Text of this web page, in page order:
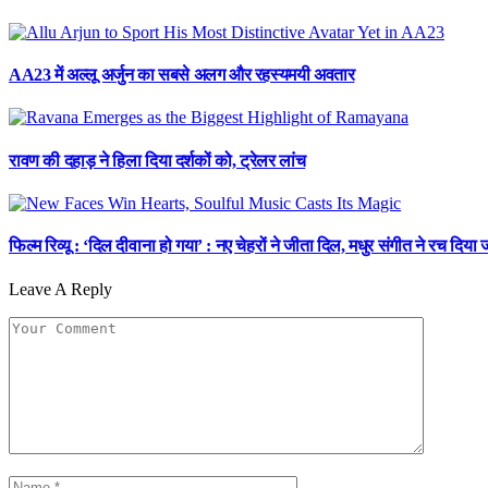
AA23 में अल्लू अर्जुन का सबसे अलग और रहस्यमयी अवतार
रावण की दहाड़ ने हिला दिया दर्शकों को, ट्रेलर लांच
फिल्म रिव्यू : ‘दिल दीवाना हो गया’ : नए चेहरों ने जीता दिल, मधुर संगीत ने रच दिया
Leave A Reply